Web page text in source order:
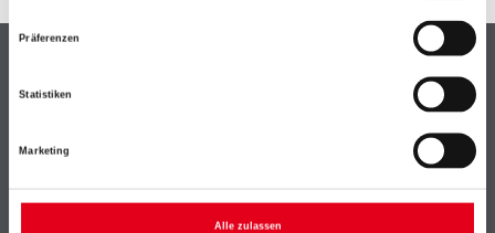
Präferenzen
Statistiken
Marketing
Alle zulassen
Farbe
Trockenbau
Putze- und Spachtelmassen